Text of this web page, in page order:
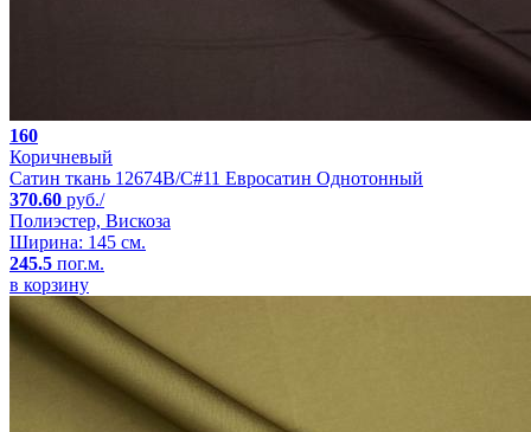
160
Коричневый
Сатин ткань 12674B/C#11 Евросатин Однотонный
370.60 руб./
Полиэстер, Вискоза
Ширина: 145 см.
245.5 пог.м.
в корзину